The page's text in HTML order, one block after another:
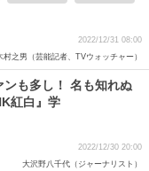
2022/12/31 08:00
村之男（芸能記者、TVウォッチャー）
も多し！ 名も知れぬ
紅白』学
2022/12/30 20:00
大沢野八千代（ジャーナリスト）